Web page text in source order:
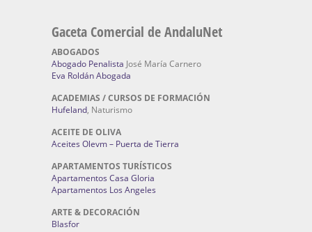
Gaceta Comercial de AndaluNet
ABOGADOS
Abogado Penalista José María Carnero
Eva Roldán Abogada
ACADEMIAS / CURSOS DE FORMACIÓN
Hufeland, Naturismo
ACEITE DE OLIVA
Aceites Olevm – Puerta de Tierra
APARTAMENTOS TURÍSTICOS
Apartamentos Casa Gloria
Apartamentos Los Angeles
ARTE & DECORACIÓN
Blasfor